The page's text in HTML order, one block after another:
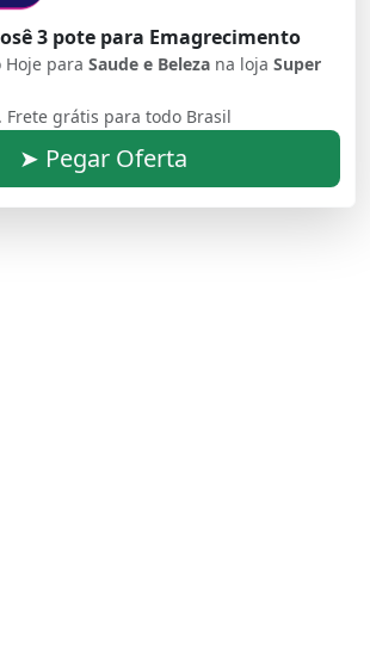
3 pote para Emagrecimento
Hoje para Saude e Beleza na loja Super
Frete grátis para todo Brasil
➤ Pegar Oferta